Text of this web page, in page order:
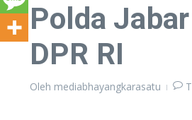
Polda
DPR RI
Oleh mediabhayangkarasatu